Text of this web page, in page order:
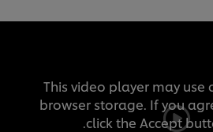
This video player may use
browser storage. If you
click the Accept